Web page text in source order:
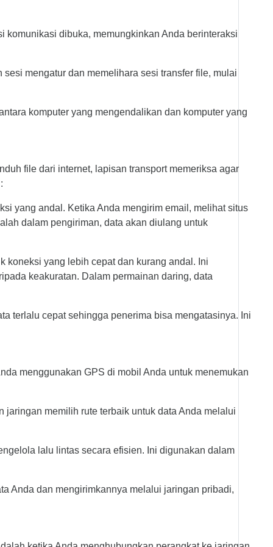
dibuka, memungkinkan Anda berinteraksi
mengatur dan memelihara sesi transfer file, mulai
komputer yang mengendalikan dan komputer yang
file dari internet, lapisan transport memeriksa agar
yang andal. Ketika Anda mengirim email, melihat situs
dalam pengiriman, data akan diulang untuk
koneksi yang lebih cepat dan kurang andal. Ini
keakuratan. Dalam permainan daring, data
terlalu cepat sehingga penerima bisa mengatasinya. Ini
menggunakan GPS di mobil Anda untuk menemukan
memilih rute terbaik untuk data Anda melalui
lalu lintas secara efisien. Ini digunakan dalam
Anda dan mengirimkannya melalui jaringan pribadi,